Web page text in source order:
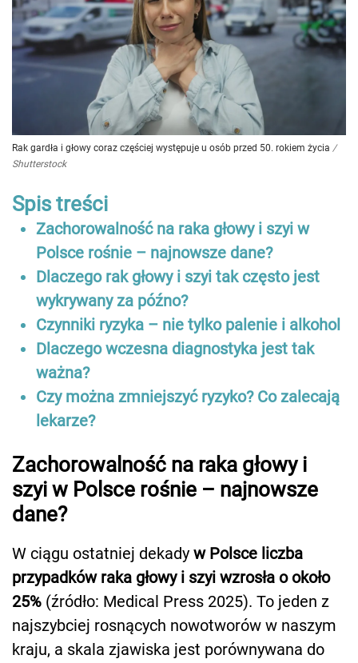
Rak gardła i głowy coraz częściej występuje u osób przed 50. rokiem życia /
Shutterstock
Spis treści
Zachorowalność na raka głowy i szyi w
Polsce rośnie – najnowsze dane?
Dlaczego rak głowy i szyi tak często jest
wykrywany za późno?
Czynniki ryzyka – nie tylko palenie i alkohol
Dlaczego wczesna diagnostyka jest tak
ważna?
Czy można zmniejszyć ryzyko? Co zalecają
lekarze?
Zachorowalność na raka głowy i
szyi w Polsce rośnie – najnowsze
dane?
W ciągu ostatniej dekady w Polsce liczba
przypadków raka głowy i szyi wzrosła o około
25% (źródło: Medical Press 2025). To jeden z
najszybciej rosnących nowotworów w naszym
kraju, a skala zjawiska jest porównywana do